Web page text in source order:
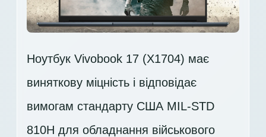
Ноутбук Vivobook 17 (X1704) має
виняткову міцність і відповідає
вимогам стандарту США MIL-STD
810H для обладнання військового